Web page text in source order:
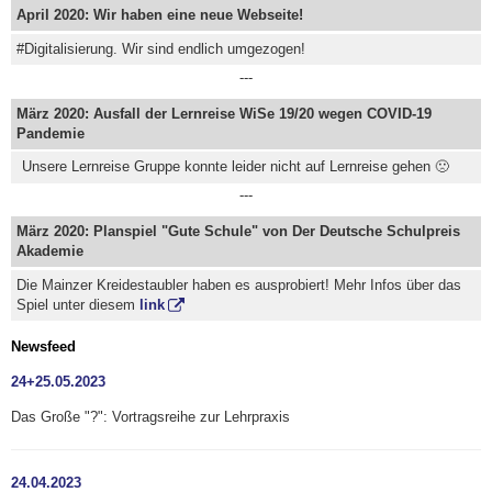
April 2020: Wir haben eine neue Webseite!
#Digitalisierung. Wir sind endlich umgezogen!
---
März 2020: Ausfall der Lernreise WiSe 19/20 wegen COVID-19
Pandemie
Unsere Lernreise Gruppe konnte leider nicht auf Lernreise gehen 🙁
---
März 2020: Planspiel "Gute Schule" von Der Deutsche Schulpreis
Akademie
Die Mainzer Kreidestaubler haben es ausprobiert! Mehr Infos über das
Spiel unter diesem
link
Newsfeed
24+25.05.2023
Das Große "?": Vortragsreihe zur Lehrpraxis
24.04.2023